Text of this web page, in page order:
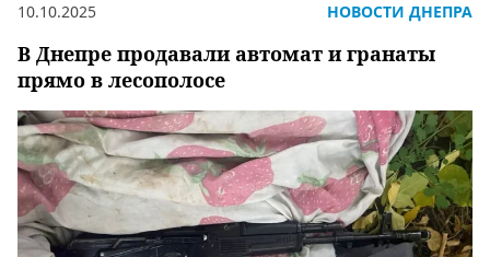
В Днепре продавали автомат и гранаты
прямо в лесополосе
10.10.2025 НОВОСТИ ДНЕПРА